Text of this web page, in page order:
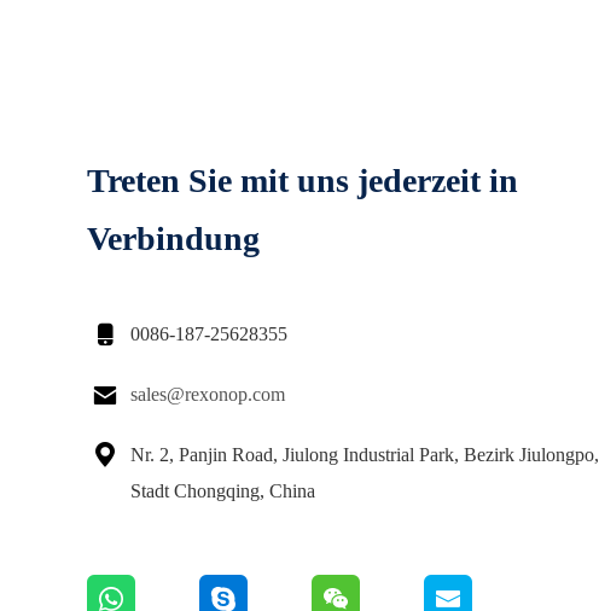
Treten Sie mit uns jederzeit in
Verbindung
 0086-187-25628355
 sales@rexonop.com

Nr. 2, Panjin Road, Jiulong Industrial Park, Bezirk Jiulongpo,
Stadt Chongqing, China